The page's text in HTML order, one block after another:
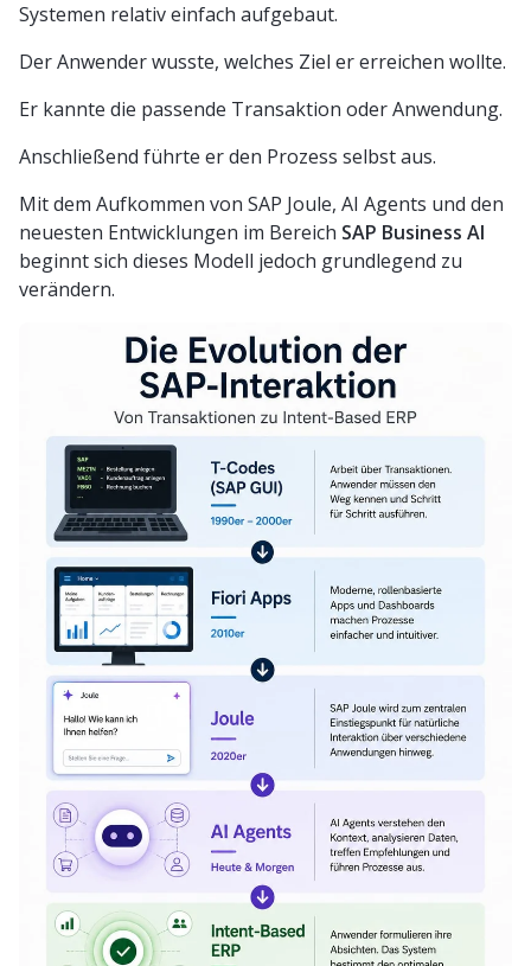
Systemen relativ einfach aufgebaut.
Der Anwender wusste, welches Ziel er erreichen wollte.
Er kannte die passende Transaktion oder Anwendung.
Anschließend führte er den Prozess selbst aus.
Mit dem Aufkommen von SAP Joule, AI Agents und den
neuesten Entwicklungen im Bereich SAP Business AI
beginnt sich dieses Modell jedoch grundlegend zu
verändern.